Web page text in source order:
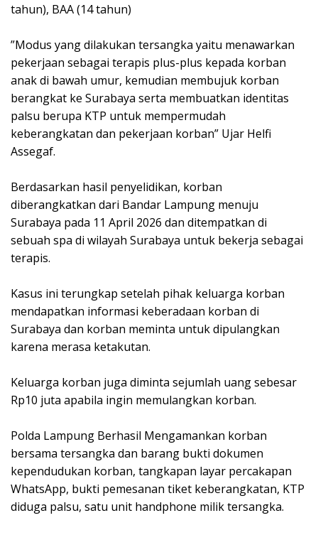
tahun), BAA (14 tahun)
‎”Modus yang dilakukan tersangka yaitu menawarkan
pekerjaan sebagai terapis plus-plus kepada korban
anak di bawah umur, kemudian membujuk korban
berangkat ke Surabaya serta membuatkan identitas
palsu berupa KTP untuk mempermudah
keberangkatan dan pekerjaan korban” Ujar Helfi
Assegaf.
‎Berdasarkan hasil penyelidikan, korban
diberangkatkan dari Bandar Lampung menuju
Surabaya pada 11 April 2026 dan ditempatkan di
sebuah spa di wilayah Surabaya untuk bekerja sebagai
terapis.
‎Kasus ini terungkap setelah pihak keluarga korban
mendapatkan informasi keberadaan korban di
Surabaya dan korban meminta untuk dipulangkan
karena merasa ketakutan.
‎Keluarga korban juga diminta sejumlah uang sebesar
Rp10 juta apabila ingin memulangkan korban.
‎Polda Lampung Berhasil Mengamankan korban
bersama tersangka dan barang bukti dokumen
kependudukan korban, tangkapan layar percakapan
WhatsApp, bukti pemesanan tiket keberangkatan, KTP
diduga palsu, satu unit handphone milik tersangka.